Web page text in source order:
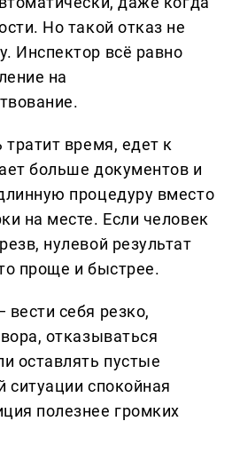
Но такой отказ не
Инспектор всё равно
на
тратит время, едет к
больше документов и
процедуру вместо
на месте. Если человек
нулевой результат
проще и быстрее.
себя резко,
отказываться
оставлять пустые
ситуации спокойная
полезнее громких